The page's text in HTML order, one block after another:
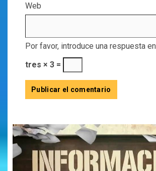
Web
Por favor, introduce una respuesta
tres × 3 =